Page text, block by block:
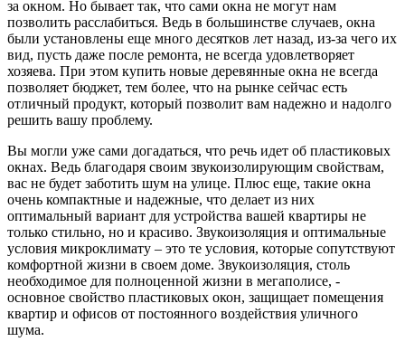
за окном. Но бывает так, что сами окна не могут нам
позволить расслабиться. Ведь в большинстве случаев, окна
были установлены еще много десятков лет назад, из-за чего их
вид, пусть даже после ремонта, не всегда удовлетворяет
хозяева. При этом купить новые деревянные окна не всегда
позволяет бюджет, тем более, что на рынке сейчас есть
отличный продукт, который позволит вам надежно и надолго
решить вашу проблему.
Вы могли уже сами догадаться, что речь идет об пластиковых
окнах. Ведь благодаря своим звукоизолирующим свойствам,
вас не будет заботить шум на улице. Плюс еще, такие окна
очень компактные и надежные, что делает из них
оптимальный вариант для устройства вашей квартиры не
только стильно, но и красиво. Звукоизоляция и оптимальные
условия микроклимату – это те условия, которые сопутствуют
комфортной жизни в своем доме. Звукоизоляция, столь
необходимое для полноценной жизни в мегаполисе, -
основное свойство пластиковых окон, защищает помещения
квартир и офисов от постоянного воздействия уличного
шума.